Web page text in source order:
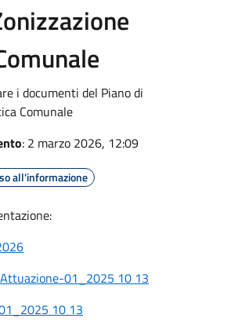
i documenti del Piano di
Comunale
: 2 marzo 2026, 12:09
all'informazione
01_2025 10 13
10 13